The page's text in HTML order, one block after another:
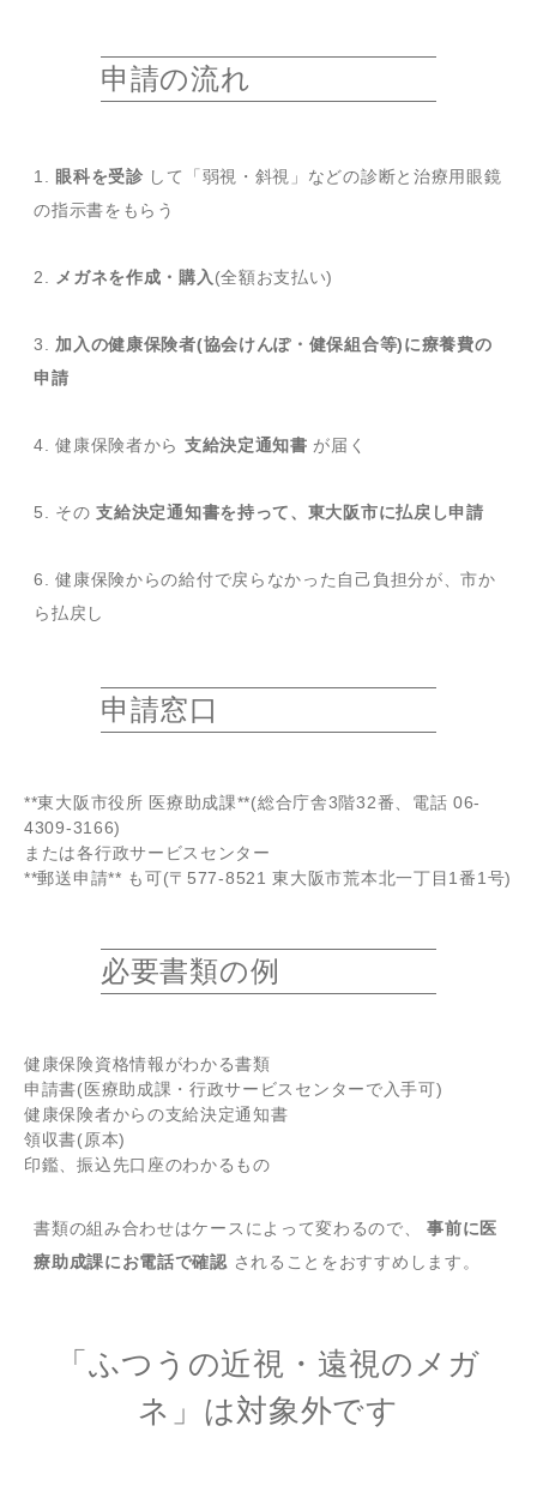
申請の流れ
1. 眼科を受診 して「弱視・斜視」などの診断と治療用眼鏡
の指示書をもらう
2. メガネを作成・購入 (全額お支払い)
3. 加入の健康保険者(協会けんぽ・健保組合等)に療養費の
申請
4. 健康保険者から 支給決定通知書 が届く
5. その支給決定通知書を持って、東大阪市に払戻し申請
6. 健康保険からの給付で戻らなかった自己負担分が、市か
ら払戻し
申請窓口
**東大阪市役所 医療助成課**(総合庁舎3階32番、電話 06-
4309-3166)
または各行政サービスセンター
**郵送申請** も可(〒577-8521 東大阪市荒本北一丁目1番1号)
必要書類の例
健康保険資格情報がわかる書類
申請書(医療助成課・行政サービスセンターで入手可)
健康保険者からの支給決定通知書
領収書(原本)
印鑑、振込先口座のわかるもの
書類の組み合わせはケースによって変わるので、事前に医
療助成課にお電話で確認 されることをおすすめします。
「ふつうの近視・遠視のメガ
ネ」は対象外です